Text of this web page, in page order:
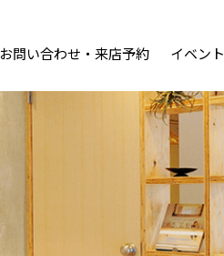
お問い合わせ・来店予約 イベント